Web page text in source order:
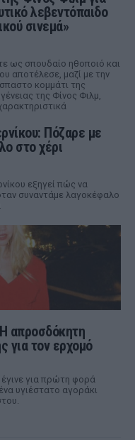
λεβεντόπαιδο
σινεμά»
ως σπουδαίο ηθοποιό και
αποτέλεσε, μαζί με την
κομμάτι της
της Φίνος Φιλμ,
Πόζαρε με
στο χέρι
εξηγεί πώς να
συναντάμε λαγοκέφαλο
απροσδόκητη
για τον ερχομό
για πρώτη φορά
υγιέστατο αγοράκι